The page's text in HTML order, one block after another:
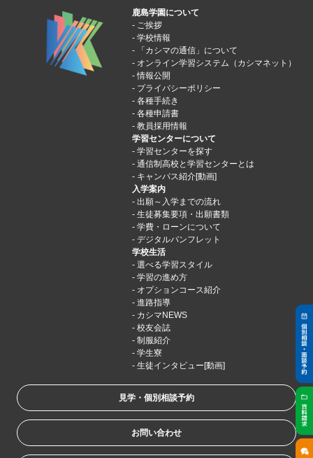
鹿島学園について
ご挨拶
学校情報
「カシマの通信」について
オンライン学習システム（カシマネット）
情報公開
プライバシーポリシー
各種手続き
各種申請書
教員採用情報
学習センターについて
学習センターを探す
通信制高校と学習センターとは
キャンパス紹介[動画]
入学案内
出願～入学までの流れ
生徒募集要項・出願書類
学費・ローンについて
デジタルパンフレット
学校生活
選べる学習スタイル
学習の進め方
オプションコース紹介
進路指導
カシマNEWS
校友会誌
制服紹介
学生寮
生徒インタビュー[動画]
見学・個別相談予約
お問い合わせ